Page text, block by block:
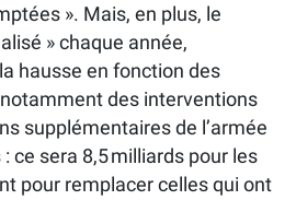
». Mais, en plus, le
» chaque année,
hausse en fonction des
des interventions
supplémentaires de l’armée
ce sera 8,5 milliards pour les
pour remplacer celles qui ont